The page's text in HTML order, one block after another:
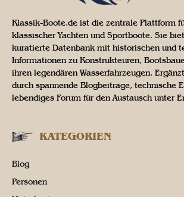
Klassik-Boote.de ist die zentrale Plattform
klassischer Yachten und Sportboote. Sie
kuratierte Datenbank mit historischen und
Informationen zu Konstrukteuren,
ihren legendären Wasserfahrzeugen.
durch spannende Blogbeiträge, technische
lebendiges Forum für den Austausch unter
KATEGORIEN
Blog
Personen